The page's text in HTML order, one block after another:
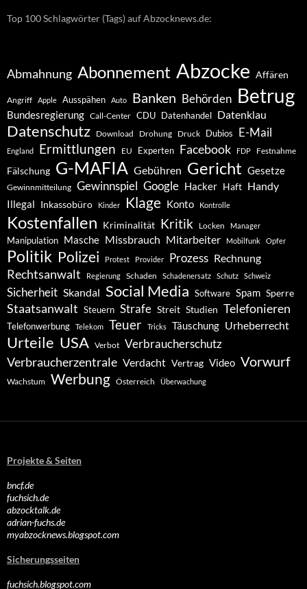
Top 100 Schlagwörter (Tags) auf Abzocknews.de:
Abmahnung Abonnement Abzocke Affären
Angriff Apple Ausspähen Auto Banken Behörden Betrug
Bundesregierung Call-Center CDU Datenhandel Datenklau
Datenschutz Download Drohung Druck Dubios E-Mail
England Ermittlungen EU Experten Facebook FDP Festnahme
Fälschung G-MAFIA Gebühren Gericht Gesetze
Gewinnmitteilung Gewinnspiel Google Hacker Haft Handy
Illegal Inkassobüro Kinder Klage Konto Kontrolle
Kostenfallen Kriminalität Kritik Locken Manager
Manipulation Masche Missbrauch Mitarbeiter Mobilfunk Opfer
Politik Polizei Protest Provider Prozess Rechnung
Rechtsanwalt Regierung Schaden Schadenersatz Schutz Schweiz
Sicherheit Skandal Social Media Software Spam Sperre
Staatsanwalt Steuern Strafe Streit Studien Telefonieren
Telefonwerbung Telekom Teuer Tricks Täuschung Urheberrecht
Urteile USA Verbot Verbraucherschutz
Verbraucherzentrale Verdacht Vertrag Video Vorwurf
Wachstum Werbung Österreich Überwachung
Projekte & Seiten
bncf.de
fuchsich.de
abzocktalk.de
adrian-fuchs.de
myabzocknews.blogspot.com
Sicherungsseiten
fuchsich.blogspot.com